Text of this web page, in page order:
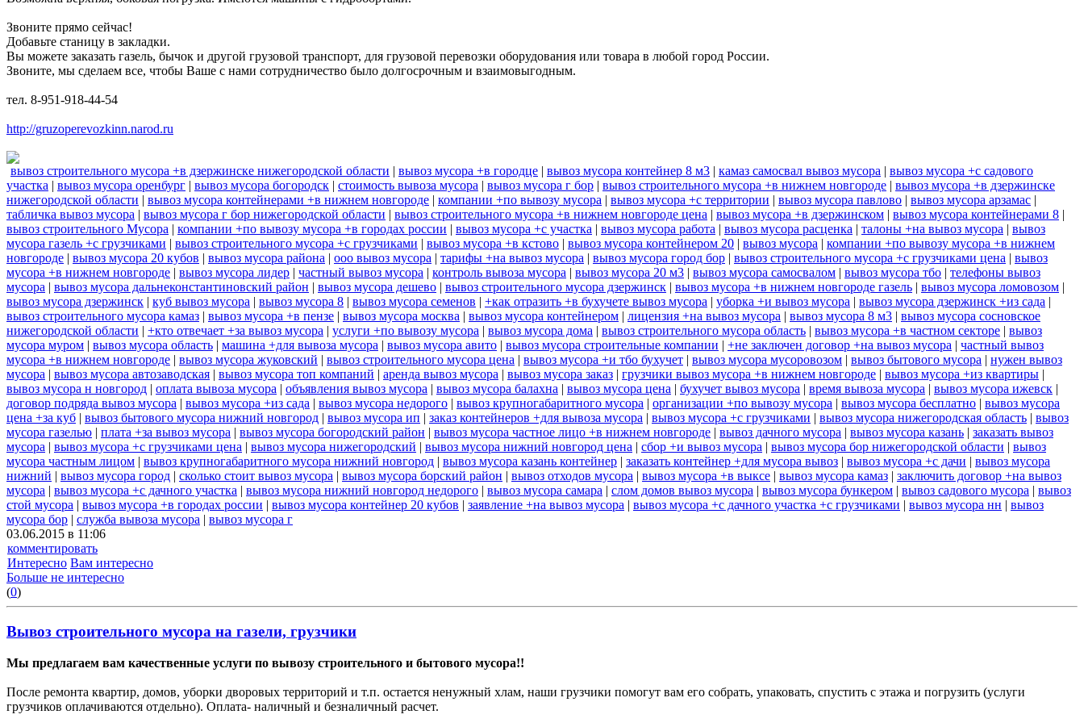
Звоните прямо сейчас!
Добавьте станицу в закладки.
Вы можете заказать газель, бычок и другой грузовой транспорт, для грузовой перевозки оборудования или товара в любой город России.
Звоните, мы сделаем все, чтобы Ваше с нами сотрудничество было долгосрочным и взаимовыгодным.
тел. 8-951-918-44-54
http://gruzoperevozkinn.narod.ru
вывоз строительного мусора +в дзержинске нижегородской области | вывоз мусора +в городце | вывоз мусора контейнер 8 м3 | камаз самосвал вывоз мусора | вывоз мусора +с садового
участка | вывоз мусора оренбург | вывоз мусора богородск | стоимость вывоза мусора | вывоз мусора г бор | вывоз строительного мусора +в нижнем новгороде | вывоз мусора +в дзержинске
нижегородской области | вывоз мусора контейнерами +в нижнем новгороде | компании +по вывозу мусора | вывоз мусора +с территории | вывоз мусора павлово | вывоз мусора арзамас |
табличка вывоз мусора | вывоз мусора г бор нижегородской области | вывоз строительного мусора +в нижнем новгороде цена | вывоз мусора +в дзержинском | вывоз мусора контейнерами 8 |
вывоз строительного Мусора | компании +по вывозу мусора +в городах россии | вывоз мусора +с участка | вывоз мусора работа | вывоз мусора расценка | талоны +на вывоз мусора | вывоз
мусора газель +с грузчиками | вывоз строительного мусора +с грузчиками | вывоз мусора +в кстово | вывоз мусора контейнером 20 | вывоз мусора | компании +по вывозу мусора +в нижнем
новгороде | вывоз мусора 20 кубов | вывоз мусора района | ооо вывоз мусора | тарифы +на вывоз мусора | вывоз мусора город бор | вывоз строительного мусора +с грузчиками цена | вывоз
мусора +в нижнем новгороде | вывоз мусора лидер | частный вывоз мусора | контроль вывоза мусора | вывоз мусора 20 м3 | вывоз мусора самосвалом | вывоз мусора тбо | телефоны вывоз
мусора | вывоз мусора дальнеконстантиновский район | вывоз мусора дешево | вывоз строительного мусора дзержинск | вывоз мусора +в нижнем новгороде газель | вывоз мусора ломовозом |
вывоз мусора дзержинск | куб вывоз мусора | вывоз мусора 8 | вывоз мусора семенов | +как отразить +в бухучете вывоз мусора | уборка +и вывоз мусора | вывоз мусора дзержинск +из сада |
вывоз строительного мусора камаз | вывоз мусора +в пензе | вывоз мусора москва | вывоз мусора контейнером | лицензия +на вывоз мусора | вывоз мусора 8 м3 | вывоз мусора сосновское
нижегородской области | +кто отвечает +за вывоз мусора | услуги +по вывозу мусора | вывоз мусора дома | вывоз строительного мусора область | вывоз мусора +в частном секторе | вывоз
мусора муром | вывоз мусора область | машина +для вывоза мусора | вывоз мусора авито | вывоз мусора строительные компании | +не заключен договор +на вывоз мусора | частный вывоз
мусора +в нижнем новгороде | вывоз мусора жуковский | вывоз строительного мусора цена | вывоз мусора +и тбо бухучет | вывоз мусора мусоровозом | вывоз бытового мусора | нужен вывоз
мусора | вывоз мусора автозаводская | вывоз мусора топ компаний | аренда вывоз мусора | вывоз мусора заказ | грузчики вывоз мусора +в нижнем новгороде | вывоз мусора +из квартиры |
вывоз мусора н новгород | оплата вывоза мусора | объявления вывоз мусора | вывоз мусора балахна | вывоз мусора цена | бухучет вывоз мусора | время вывоза мусора | вывоз мусора ижевск |
договор подряда вывоз мусора | вывоз мусора +из сада | вывоз мусора недорого | вывоз крупногабаритного мусора | организации +по вывозу мусора | вывоз мусора бесплатно | вывоз мусора
цена +за куб | вывоз бытового мусора нижний новгород | вывоз мусора ип | заказ контейнеров +для вывоза мусора | вывоз мусора +с грузчиками | вывоз мусора нижегородская область | вывоз
мусора газелью | плата +за вывоз мусора | вывоз мусора богородский район | вывоз мусора частное лицо +в нижнем новгороде | вывоз дачного мусора | вывоз мусора казань | заказать вывоз
мусора | вывоз мусора +с грузчиками цена | вывоз мусора нижегородский | вывоз мусора нижний новгород цена | сбор +и вывоз мусора | вывоз мусора бор нижегородской области | вывоз
мусора частным лицом | вывоз крупногабаритного мусора нижний новгород | вывоз мусора казань контейнер | заказать контейнер +для мусора вывоз | вывоз мусора +с дачи | вывоз мусора
нижний | вывоз мусора город | сколько стоит вывоз мусора | вывоз мусора борский район | вывоз отходов мусора | вывоз мусора +в выксе | вывоз мусора камаз | заключить договор +на вывоз
мусора | вывоз мусора +с дачного участка | вывоз мусора нижний новгород недорого | вывоз мусора самара | слом домов вывоз мусора | вывоз мусора бункером | вывоз садового мусора | вывоз
стой мусора | вывоз мусора +в городах россии | вывоз мусора контейнер 20 кубов | заявление +на вывоз мусора | вывоз мусора +с дачного участка +с грузчиками | вывоз мусора нн | вывоз
мусора бор | служба вывоза мусора | вывоз мусора г
03.06.2015 в 11:06
комментировать
Интересно Вам интересно
Больше не интересно
(0)
Вывоз строительного мусора на газели, грузчики
Мы предлагаем вам качественные услуги по вывозу строительного и бытового мусора!!
После ремонта квартир, домов, уборки дворовых территорий и т.п. остается ненужный хлам, наши грузчики помогут вам его собрать, упаковать, спустить с этажа и погрузить (услуги
грузчиков оплачиваются отдельно). Оплата- наличный и безналичный расчет.